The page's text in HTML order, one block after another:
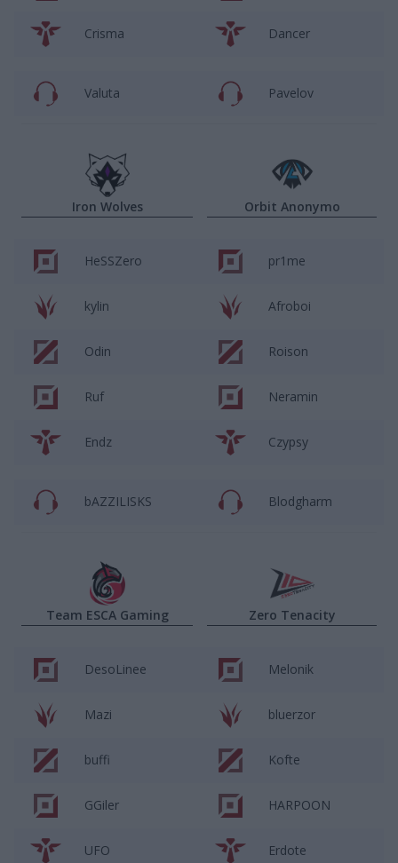
Crisma Dancer
Valuta Pavelov
Iron Wolves Orbit Anonymo
HeSSZero pr1me
kylin Afroboi
Odin Roison
Ruf Neramin
Endz Czypsy
bAZZILISKS Blodgharm
Team ESCA Gaming Zero Tenacity
DesoLinee Melonik
Mazi bluerzor
buffi Kofte
GGiler HARPOON
UFO Erdote